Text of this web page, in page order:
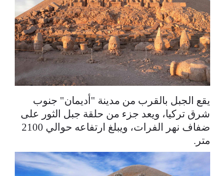
يقع الجبل بالقرب من مدينة "أديمان" جنوب
شرق تركيا، ويعد جزء من حلقة جبل الثور على
ضفاف نهر الفرات، ويبلغ ارتفاعه حوالي 2100
متر.